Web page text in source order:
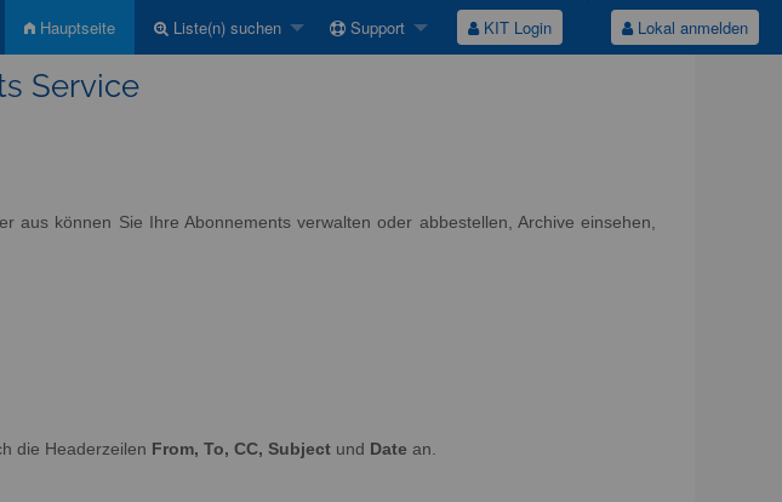
Hauptseite Liste(n) suchen Support KIT Login Lokal anmelden
Service
können Sie Ihre Abonnements verwalten oder abbestellen, Archive einsehen,
die Headerzeilen From, To, CC, Subject und Date an.